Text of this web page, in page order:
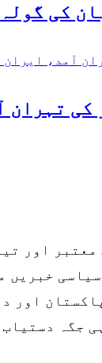
3 افراد شہید، پاک فوج
کی
اور
خبریں
اور
جگہ دستیاب